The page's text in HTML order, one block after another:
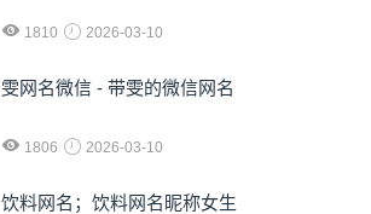
1810 2026-03-10
雯网名微信 - 带雯的微信网名
1806 2026-03-10
饮料网名；饮料网名昵称女生